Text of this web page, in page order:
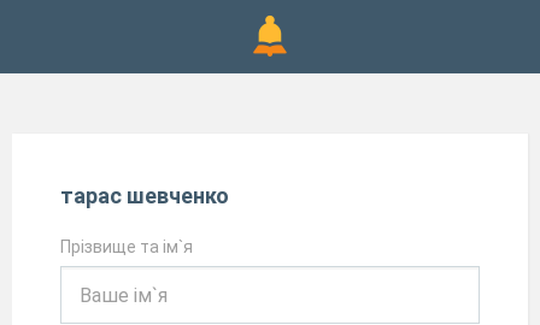
тарас шевченко
Прізвище та ім`я